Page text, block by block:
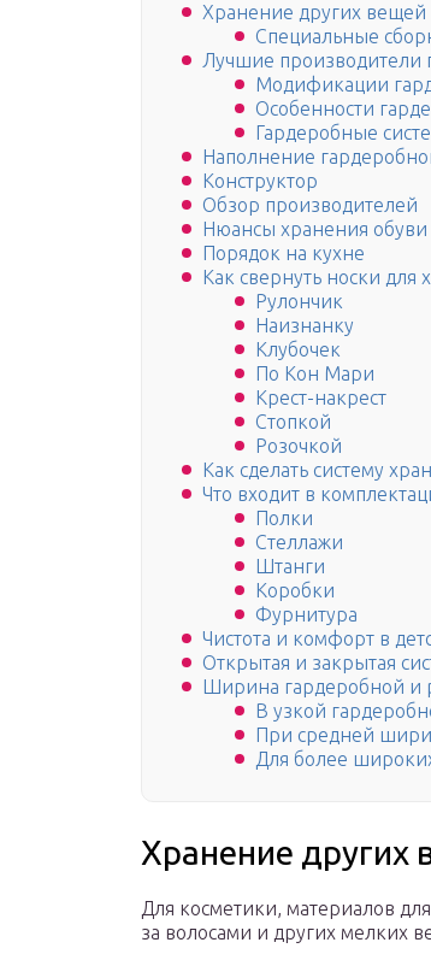
Хранение других вещей
Специальные
Лучшие производители
Модификации
Особенности
Гардеробные
Наполнение
Конструктор
Обзор производителей
Нюансы хранения обуви
Порядок на кухне
Как свернуть носки
Рулончик
Наизнанку
Клубочек
По Кон Мари
Крест-накрест
Стопкой
Розочкой
Как сделать систему
Что входит в
Полки
Стеллажи
Штанги
Коробки
Фурнитура
Чистота и комфорт в
Открытая и закрытая
Ширина гардеробной и
В узкой
При средней
Для более
Хранение других
Для косметики, материалов
за волосами и других мелких